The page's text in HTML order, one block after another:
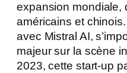
expansion mondiale,
américains et
avec Mistral AI,
majeur sur la scène
2023, cette start-up